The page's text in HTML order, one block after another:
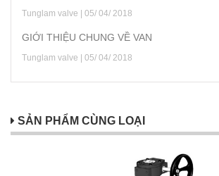
Tunglam valve | 05/ 04/ 2018
GIỚI THIỆU CHUNG VỀ VAN
Tunglam valve | 05/ 04/ 2018
SẢN PHẨM CÙNG LOẠI